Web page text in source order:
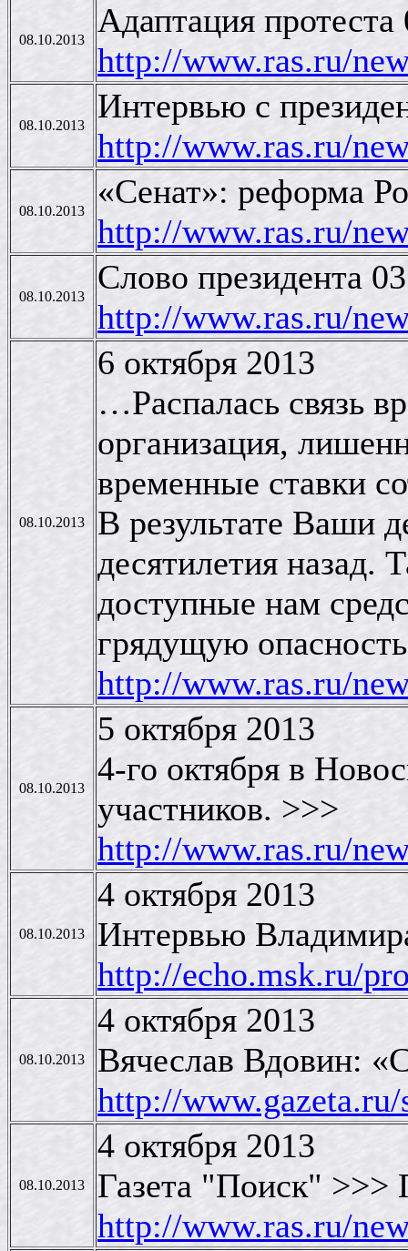
08.10.2013
Адаптация
http://www.ras.ru/
08.10.2013
Интервью с
http://www.ras.ru/
08.10.2013
«Сенат»: реформа
http://www.ras.ru/
08.10.2013
Слово президента
http://www.ras.ru/
08.10.2013
6 октября 2013
…Распалась связь
организация,
временные ставки
В результате Ваши
десятилетия назад.
доступные нам
грядущую
http://www.ras.ru/
08.10.2013
5 октября 2013
4-го октября в
участников. >>>
http://www.ras.ru/
08.10.2013
4 октября 2013
Интервью
http://echo.msk.ru/
08.10.2013
4 октября 2013
Вячеслав Вдовин:
http://
08.10.2013
4 октября 2013
Газета "Поиск" >>>
http://www.ras.ru/